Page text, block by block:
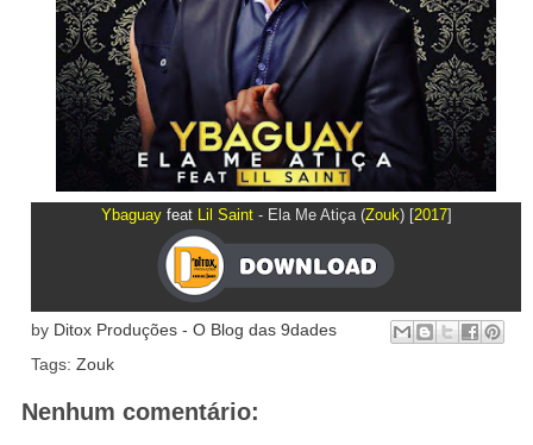
Ybaguay feat Lil Saint - Ela Me Atiça (Zouk) [2017]
by Ditox Produções - O Blog das 9dades
Tags: Zouk
Nenhum comentário: